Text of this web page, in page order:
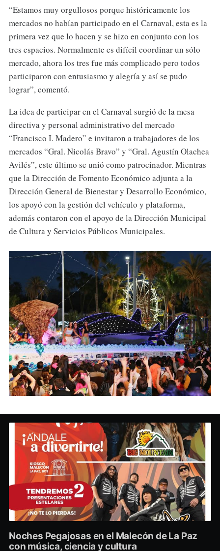
“Estamos muy orgullosos porque históricamente los
mercados no habían participado en el Carnaval, esta es la
primera vez que lo hacen y se hizo en conjunto con los
tres espacios. Normalmente es difícil coordinar un sólo
mercado, ahora los tres fue más complicado pero todos
participaron con entusiasmo y alegría y así se pudo
lograr”, comentó.
La idea de participar en el Carnaval surgió de la mesa
directiva y personal administrativo del mercado
“Francisco I. Madero” e invitaron a trabajadores de los
mercados “Gral. Nicolás Bravo” y “Gral. Agustín Olachea
Avilés”, este último se unió como patrocinador. Mientras
que la Dirección de Fomento Económico adjunta a la
Dirección General de Bienestar y Desarrollo Económico,
los apoyó con la gestión del vehículo y plataforma,
además contaron con el apoyo de la Dirección Municipal
de Cultura y Servicios Públicos Municipales.
Noches Pegajosas en el Malecón de La Paz
con música, ciencia y cultura